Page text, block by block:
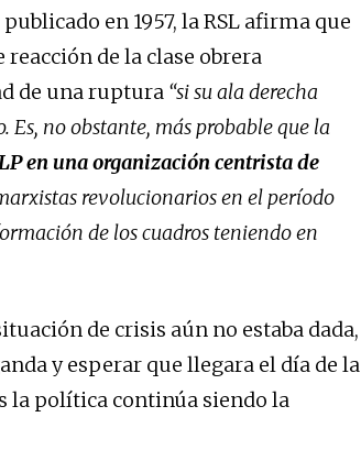
publicado en 1957, la RSL afirma que
de la clase obrera
de una ruptura “si su ala derecha
no obstante, más probable que la
en una organización centrista de
revolucionarios en el período
de los cuadros teniendo en
de crisis aún no estaba dada,
y esperar que llegara el día de la
la política continúa siendo la